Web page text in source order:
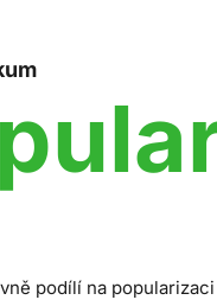
podílí na